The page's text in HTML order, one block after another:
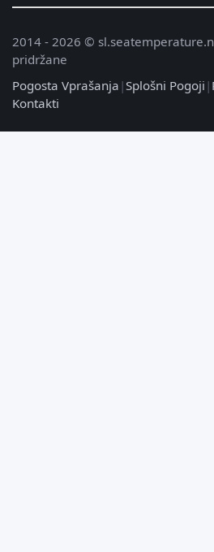
2014 - 2026 ©
pridržane
Pogosta Vprašanja | Splošni Pogoji |
Kontakti